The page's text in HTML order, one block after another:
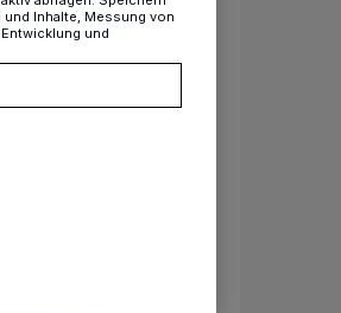
Inhalte, Messung von
und